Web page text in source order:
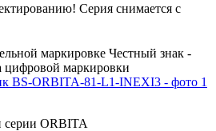
Серия снимается с
маркировке Честный знак -
цифровой маркировки
серии ORBITA